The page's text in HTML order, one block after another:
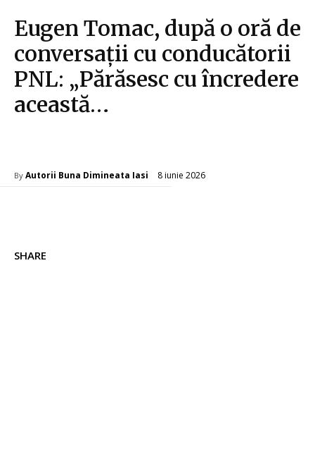
Eugen Tomac, după o oră de
conversații cu conducătorii
PNL: „Părăsesc cu încredere
această…
By Autorii Buna Dimineata Iasi 8 iunie 2026
SHARE